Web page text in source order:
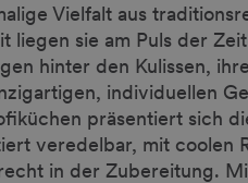
Vielfalt aus
liegen sie am Puls der
hinter den Kulissen,
individuellen
präsentiert sich
veredelbar, mit coolen
in der Zubereitung.